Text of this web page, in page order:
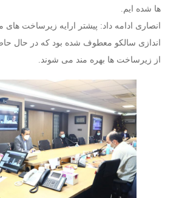
ها شده ایم.
انصاری ادامه داد: پیشتر ارایه زیرساخت های
اندازی سالکو معطوف شده بود که در حال
از زیرساخت ها بهره مند می شوند.